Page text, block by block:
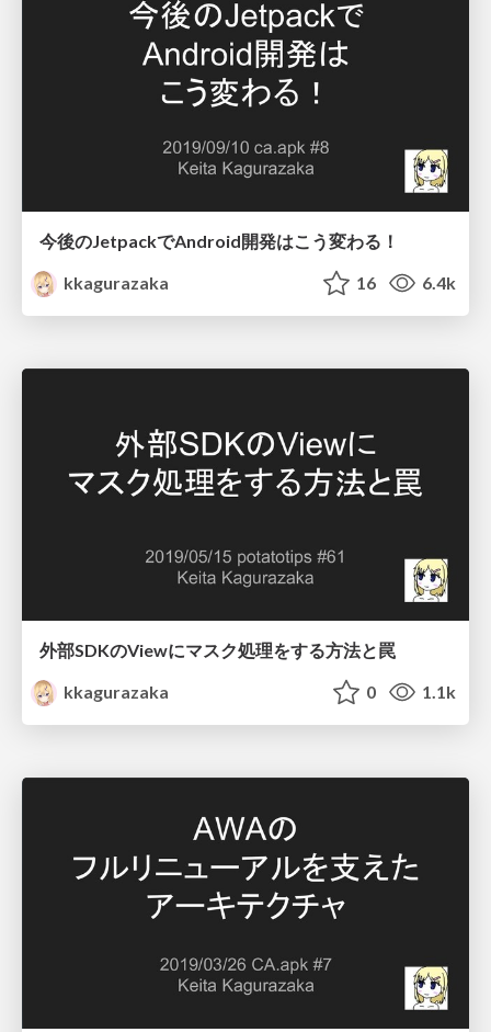
今後のJetpackでAndroid開発はこう変わる！
kkagurazaka
16 6.4k
外部SDKのViewにマスク処理をする方法と罠
kkagurazaka
0 1.1k